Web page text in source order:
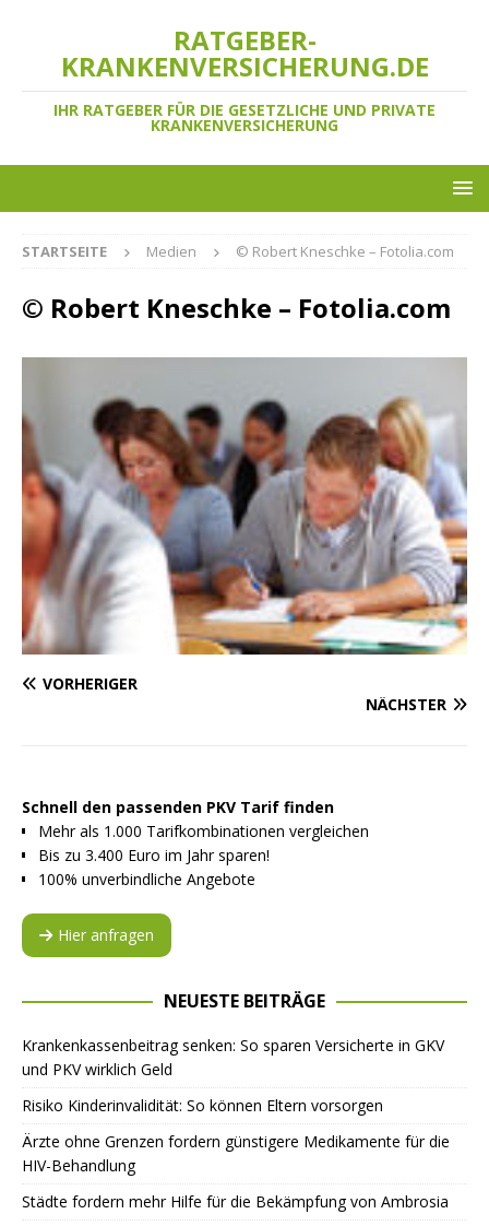
RATGEBER-
KRANKENVERSICHERUNG.DE
IHR RATGEBER FÜR DIE GESETZLICHE UND PRIVATE
KRANKENVERSICHERUNG
STARTSEITE Medien © Robert Kneschke – Fotolia.com
© Robert Kneschke – Fotolia.com
VORHERIGER
NÄCHSTER
Schnell den passenden PKV Tarif finden
Mehr als 1.000 Tarifkombinationen vergleichen
Bis zu 3.400 Euro im Jahr sparen!
100% unverbindliche Angebote
Hier anfragen
NEUESTE BEITRÄGE
Krankenkassenbeitrag senken: So sparen Versicherte in GKV
und PKV wirklich Geld
Risiko Kinderinvalidität: So können Eltern vorsorgen
Ärzte ohne Grenzen fordern günstigere Medikamente für die
HIV-Behandlung
Städte fordern mehr Hilfe für die Bekämpfung von Ambrosia